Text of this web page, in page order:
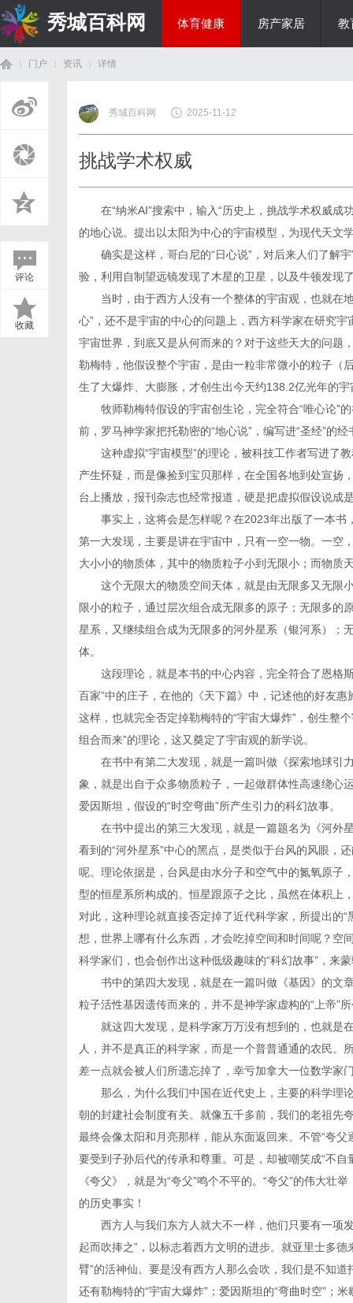
秀城百科网 体育健康 房产家居 教
门户 资讯
›
详情
评论
收藏
秀城百科网 2025-11-12
挑战学术权威
在“纳米AI”搜索中，输入“历史上，挑战学术权威
的地心说。提出以太阳为中心的宇宙模型，为现代天文
确实是这样，哥白尼的“日心说”，对后来人们了解
验，利用自制望远镜发现了木星的卫星，以及牛顿发现
当时，由于西方人没有一个整体的宇宙观，也就在
心”，还不是宇宙的中心的问题上，西方科学家在研究
宇宙世界，到底又是从何而来的？对于这些天大的问题
勒梅特，他假设整个宇宙，是由一粒非常微小的粒子（
生了大爆炸、大膨胀，才创生出今天约138.2亿光年的
牧师勒梅特假设的宇宙创生论，完全符合“唯心论”
前，罗马神学家把托勒密的“地心说”，编写进“圣经”的
这种虚拟“宇宙模型”的理论，被科技工作者写进了
产生怀疑，而是像捡到宝贝那样，在全国各地到处宣扬
台上播放，报刊杂志也经常报道，硬是把虚拟假设说成
事实上，这将会是怎样呢？在2023年出版了一本
第一大发现，主要是讲在宇宙中，只有一空一物。一空
大小小的物质体，其中的物质粒子小到无限小；而物质
这个无限大的物质空间天体，就是由无限多又无限
限小的粒子，通过层次组合成无限多的原子；无限多的
星系，又继续组合成为无限多的河外星系（银河系）；
体。
这段理论，就是本书的中心内容，完全符合了恩格
百家”中的庄子，在他的《天下篇》中，记述他的好友
这样，也就完全否定掉勒梅特的“宇宙大爆炸”，创生整
组合而来”的理论，这又奠定了宇宙观的新学说。
在书中有第二大发现，就是一篇叫做《探索地球引
象，就是出自于众多物质粒子，一起做群体性高速绕心
爱因斯坦，假设的“时空弯曲”所产生引力的科幻故事。
在书中提出的第三大发现，就是一篇题名为《河外
看到的“河外星系”中心的黑点，是类似于台风的风眼，
呢。理论依据是，台风是由水分子和空气中的氮氧原子
型的恒星系所构成的。恒星跟原子之比，虽然在体积上
对此，这种理论就直接否定掉了近代科学家，所提出的
想，世界上哪有什么东西，才会吃掉空间和时间呢？空
科学家们，也会创作出这种低级趣味的“科幻故事”，来
书中的第四大发现，就是在一篇叫做《基因》的文
粒子活性基因遗传而来的，并不是神学家虚构的“上帝”
就这四大发现，是科学家万万没有想到的，也就是
人，并不是真正的科学家，而是一个普普通通的农民
差一点就会被人们所遗忘掉了，幸亏加拿大一位数学家
那么，为什么我们中国在近代史上，主要的科学理
朝的封建社会制度有关。就像五千多前，我们的老祖先
最终会像太阳和月亮那样，能从东面返回来。不管“夸
要受到子孙后代的传承和尊重。可是，却被嘲笑成“不
《夸父》，就是为“夸父”鸣个不平的。“夸父”的伟大
的历史事实！
西方人与我们东方人就大不一样，他们只要有一项
起而吹捧之”，以标志着西方文明的进步。就亚里士多
臂”的活神仙。要是没有西方人那么会吹，我们是不知道
还有勒梅特的“宇宙大爆炸”；爱因斯坦的“弯曲时空”；米